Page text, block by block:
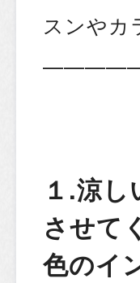
スンやカ
１.涼
させて
色のイ